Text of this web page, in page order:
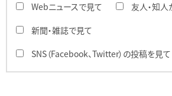
Webニュースで見て
友人・知
新聞・雑誌で見て
SNS（Facebook、Twitter）の投稿を見て